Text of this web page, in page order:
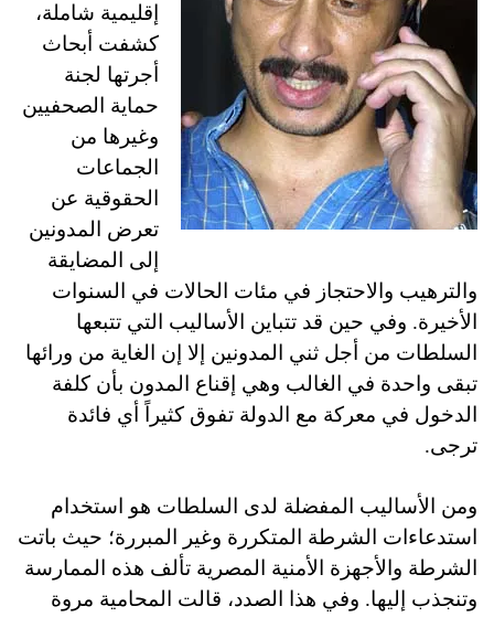
إقليمية شاملة،
كشفت أبحاث
أجرتها لجنة
حماية الصحفيين
وغيرها من
الجماعات
الحقوقية عن
تعرض المدونين
إلى المضايقة
والترهيب والاحتجاز في مئات الحالات في السنوات
الأخيرة. وفي حين قد تتباين الأساليب التي تتبعها
السلطات من أجل ثني المدونين إلا إن الغاية من ورائها
تبقى واحدة في الغالب وهي إقناع المدون بأن كلفة
الدخول في معركة مع الدولة تفوق كثيراً أي فائدة
ترجى.
ومن الأساليب المفضلة لدى السلطات هو استخدام
استدعاءات الشرطة المتكررة وغير المبررة؛ حيث باتت
الشرطة والأجهزة الأمنية المصرية تألف هذه الممارسة
وتنجذب إليها. وفي هذا الصدد، قالت المحامية مروة